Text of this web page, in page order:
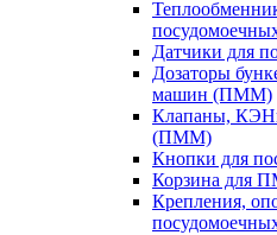
Датчики для
Дозаторы
машин (ПММ)
Клапаны,
(ПММ)
Кнопки для
Корзина для
Крепления,